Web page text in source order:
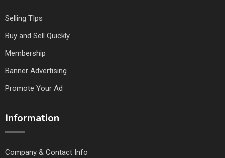
Selling TIps
Buy and Sell Quickly
Membership
Banner Advertising
Promote Your Ad
Information
Company & Contact Info